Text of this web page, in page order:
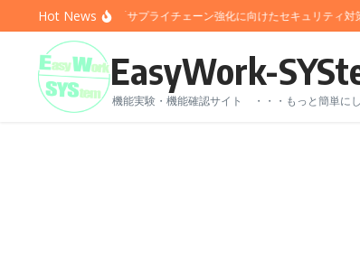
コンテンツへスキップ
Hot News
IT業界の陰謀？「サプライチェーン強化に向けたセキュリティ対策
EasyWork-
機能実験・機能確認サイト ・・・もっと簡単にし